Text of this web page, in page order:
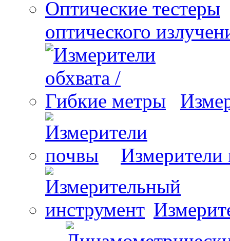
оптического
Измерители